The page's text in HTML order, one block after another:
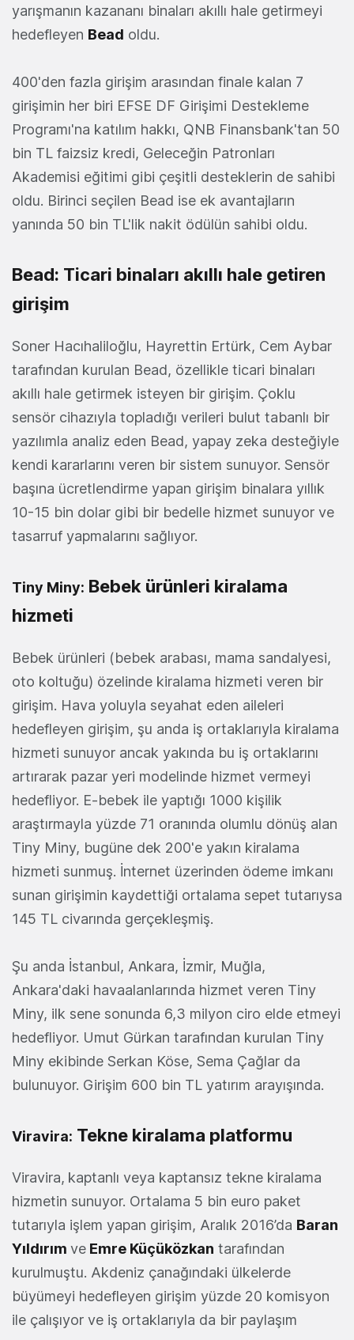
yarışmanın kazananı binaları akıllı hale getirmeyi
hedefleyen Bead oldu.
400'den fazla girişim arasından finale kalan 7
girişimin her biri EFSE DF Girişimi Destekleme
Programı'na katılım hakkı, QNB Finansbank'tan 50
bin TL faizsiz kredi, Geleceğin Patronları
Akademisi eğitimi gibi çeşitli desteklerin de sahibi
oldu. Birinci seçilen Bead ise ek avantajların
yanında 50 bin TL'lik nakit ödülün sahibi oldu.
Bead: Ticari binaları akıllı hale getiren
girişim
Soner Hacıhaliloğlu, Hayrettin Ertürk, Cem Aybar
tarafından kurulan Bead, özellikle ticari binaları
akıllı hale getirmek isteyen bir girişim. Çoklu
sensör cihazıyla topladığı verileri bulut tabanlı bir
yazılımla analiz eden Bead, yapay zeka desteğiyle
kendi kararlarını veren bir sistem sunuyor. Sensör
başına ücretlendirme yapan girişim binalara yıllık
10-15 bin dolar gibi bir bedelle hizmet sunuyor ve
tasarruf yapmalarını sağlıyor.
Tiny Miny: Bebek ürünleri kiralama
hizmeti
Bebek ürünleri (bebek arabası, mama sandalyesi,
oto koltuğu) özelinde kiralama hizmeti veren bir
girişim. Hava yoluyla seyahat eden aileleri
hedefleyen girişim, şu anda iş ortaklarıyla kiralama
hizmeti sunuyor ancak yakında bu iş ortaklarını
artırarak pazar yeri modelinde hizmet vermeyi
hedefliyor. E-bebek ile yaptığı 1000 kişilik
araştırmayla yüzde 71 oranında olumlu dönüş alan
Tiny Miny, bugüne dek 200'e yakın kiralama
hizmeti sunmuş. İnternet üzerinden ödeme imkanı
sunan girişimin kaydettiği ortalama sepet tutarıysa
145 TL civarında gerçekleşmiş.
Şu anda İstanbul, Ankara, İzmir, Muğla,
Ankara'daki havaalanlarında hizmet veren Tiny
Miny, ilk sene sonunda 6,3 milyon ciro elde etmeyi
hedefliyor. Umut Gürkan tarafından kurulan Tiny
Miny ekibinde Serkan Köse, Sema Çağlar da
bulunuyor. Girişim 600 bin TL yatırım arayışında.
Viravira: Tekne kiralama platformu
Viravira, kaptanlı veya kaptansız tekne kiralama
hizmetin sunuyor. Ortalama 5 bin euro paket
tutarıyla işlem yapan girişim, Aralık 2016’da Baran
Yıldırım ve Emre Küçüközkan tarafından
kurulmuştu. Akdeniz çanağındaki ülkelerde
büyümeyi hedefleyen girişim yüzde 20 komisyon
ile çalışıyor ve iş ortaklarıyla da bir paylaşım